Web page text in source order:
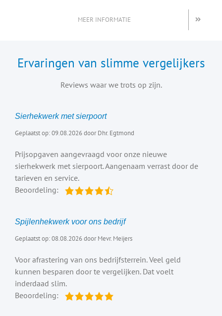
MEER INFORMATIE
Ervaringen van slimme vergelijkers
Reviews waar we trots op zijn.
Sierhekwerk met sierpoort
Geplaatst op: 09.08.2026 door Dhr. Egtmond
Prijsopgaven aangevraagd voor onze nieuwe
sierhekwerk met sierpoort. Aangenaam verrast door de
tarieven en service.
Beoordeling:
Spijlenhekwerk voor ons bedrijf
Geplaatst op: 08.08.2026 door Mevr. Meijers
Voor afrastering van ons bedrijfsterrein. Veel geld
kunnen besparen door te vergelijken. Dat voelt
inderdaad slim.
Beoordeling: